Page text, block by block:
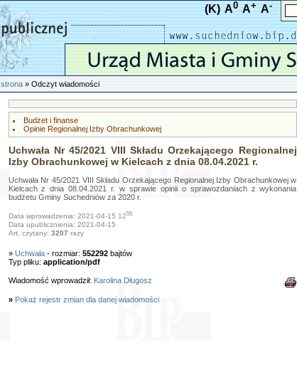
(K) A0 A+ A-
» Odczyt wiadomości
Budżet i finanse
Opinie Regionalnej Izby Obrachunkowej
Uchwała Nr 45/2021 VIII Składu Orzekającego Regionalnej
Izby Obrachunkowej w Kielcach z dnia 08.04.2021 r.
Uchwała Nr 45/2021 VIII Składu Orzekającego Regionalnej Izby Obrachunkowej w
Kielcach z dnia 08.04.2021 r. w sprawie opinii o sprawozdaniach z wykonania
budżetu Gminy Suchedniów za 2020 r.
Data wprowadzenia: 2021-04-15 1255
Data upublicznienia: 2021-04-15
Art. czytany: 3207 razy
» Uchwała- rozmiar: 552292bajtów
Typ pliku: application/pdf
Wiadomość wprowadził: Karolina Długosz
» Pokaż rejestr zmian dla danej wiadomości